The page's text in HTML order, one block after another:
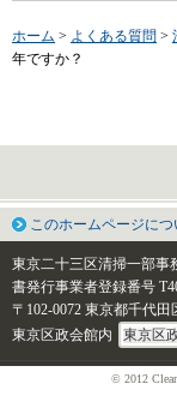
ホーム > よくある質問 >
年ですか？
このホームページにつ
東京二十三区清掃一部事
書発行事業者登録番号
〒102-0072 東京都千代田
東京区政会館内
東京区
© 2012